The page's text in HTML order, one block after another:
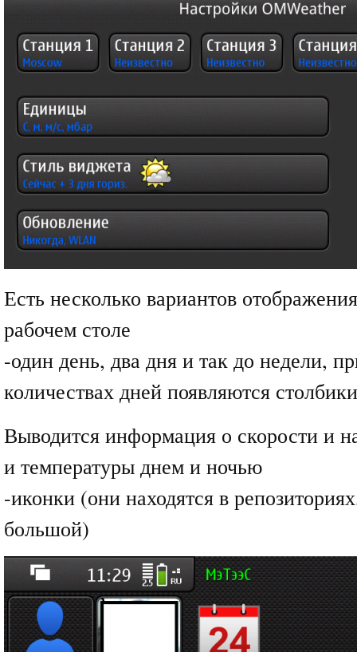
Есть несколько вариантов
рабочем столе
-один день, два дня и так до недели,
количествах дней появляются
Выводится информация о скорости и
и температуры днем и ночью
-иконки (они находятся в
большой)